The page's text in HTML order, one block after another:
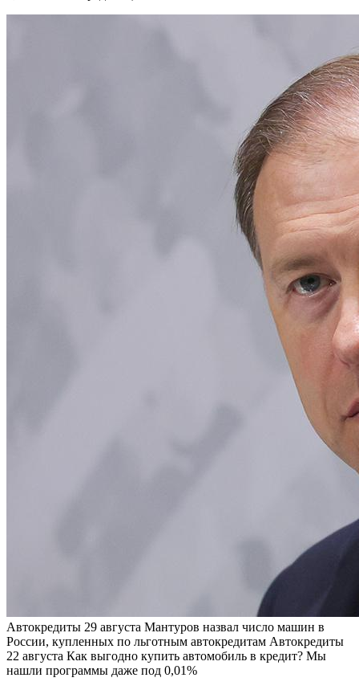
Автокредиты 29 августа Мантуров назвал число машин в
России, купленных по льготным автокредитам Автокредиты
22 августа Как выгодно купить автомобиль в кредит? Мы
нашли программы даже под 0,01%